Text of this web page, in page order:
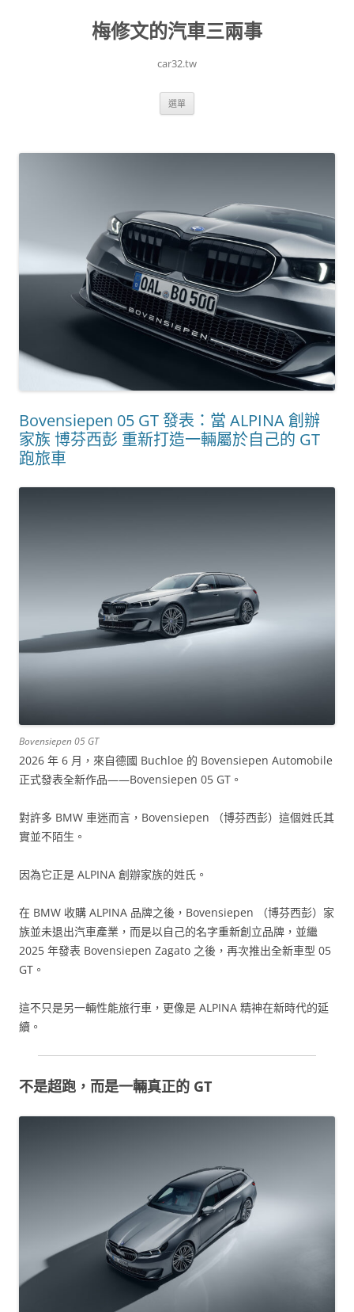
梅修文的汽車三兩事
car32.tw
選單
Bovensiepen 05 GT 發表：當 ALPINA 創辦
家族 博芬西彭 重新打造一輛屬於自己的 GT
跑旅車
Bovensiepen 05 GT
2026 年 6 月，來自德國 Buchloe 的 Bovensiepen Automobile
正式發表全新作品——Bovensiepen 05 GT。
對許多 BMW 車迷而言，Bovensiepen （博芬西彭）這個姓氏其
實並不陌生。
因為它正是 ALPINA 創辦家族的姓氏。
在 BMW 收購 ALPINA 品牌之後，Bovensiepen （博芬西彭）家
族並未退出汽車產業，而是以自己的名字重新創立品牌，並繼
2025 年發表 Bovensiepen Zagato 之後，再次推出全新車型 05
GT。
這不只是另一輛性能旅行車，更像是 ALPINA 精神在新時代的延
續。
不是超跑，而是一輛真正的 GT